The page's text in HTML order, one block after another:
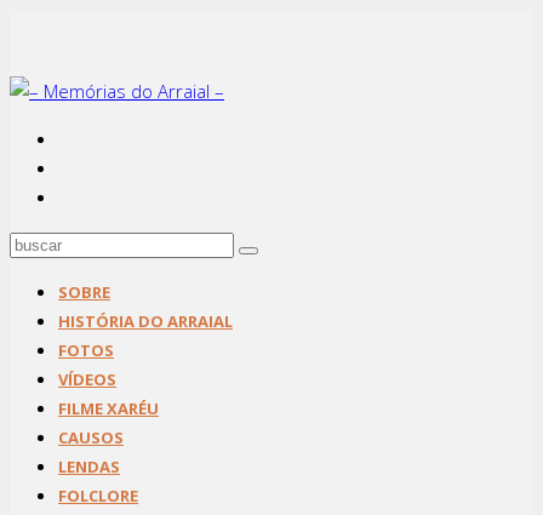
SOBRE
HISTÓRIA DO ARRAIAL
FOTOS
VÍDEOS
FILME XARÉU
CAUSOS
LENDAS
FOLCLORE